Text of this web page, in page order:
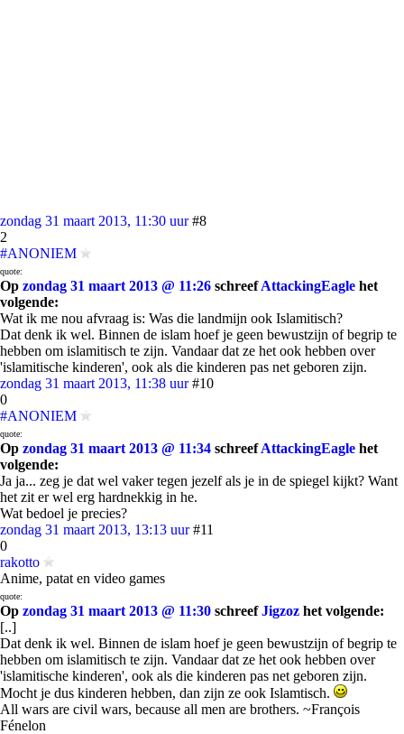
zondag 31 maart 2013, 11:30 uur #8
2
#ANONIEM
quote:
Op zondag 31 maart 2013 @ 11:26 schreefAttackingEagle het
volgende:
Wat ik me nou afvraag is: Was die landmijn ook Islamitisch?
Dat denk ik wel. Binnen de islam hoef je geen bewustzijn of begrip te
hebben om islamitisch te zijn. Vandaar dat ze het ook hebben over
'islamitische kinderen', ook als die kinderen pas net geboren zijn.
zondag 31 maart 2013, 11:38 uur #10
0
#ANONIEM
quote:
Op zondag 31 maart 2013 @ 11:34 schreefAttackingEagle het
volgende:
Ja ja... zeg je dat wel vaker tegen jezelf als je in de spiegel kijkt? Want
het zit er wel erg hardnekkig in he.
Wat bedoel je precies?
zondag 31 maart 2013, 13:13 uur #11
0
rakotto
Anime, patat en video games
quote:
Op zondag 31 maart 2013 @ 11:30 schreefJigzoz het volgende:
[..]
Dat denk ik wel. Binnen de islam hoef je geen bewustzijn of begrip te
hebben om islamitisch te zijn. Vandaar dat ze het ook hebben over
'islamitische kinderen', ook als die kinderen pas net geboren zijn.
Mocht je dus kinderen hebben, dan zijn ze ook Islamtisch.
All wars are civil wars, because all men are brothers. ~François
Fénelon